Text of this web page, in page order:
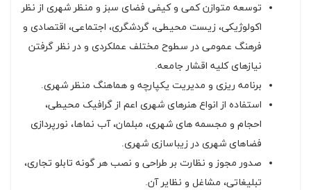
توسعه متوازن کمی و کیفی فضای سبز و منظر شهری از نظر
اکولوژیکی، زیست محیطی، گردشگری، اجتماعی، اقتصادی و
فرهنگ عمومی در سطوح مختلف عملکردی و در نظر گرفتن
نیازهای کلیه اقشار جامعه.
برنامه ریزی و مدیریت یکپارچه و هماهنگ منظر شهری.
استفاده از انواع هنرهای شهری اعم از گرافیک محیطی،
احجام و مجسمه های شهری، مبلمان، آب نماها، نورپردازی
فضاهای شهری در زیباسازی شهری.
صدور مجوز و نظارت بر طراحی و نصب هر گونه تابلو تجاری،
تبلیغاتی، مشاغل و نظایر آن.